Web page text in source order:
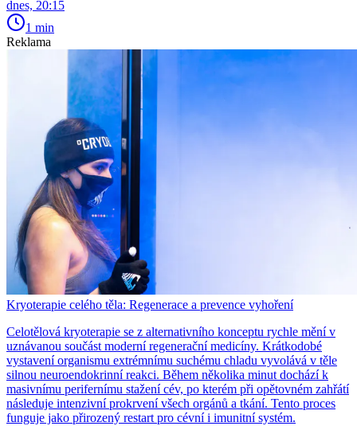
dnes, 20:15
1 min
Reklama
Kryoterapie celého těla: Regenerace a prevence vyhoření
Celotělová kryoterapie se z alternativního konceptu rychle mění v
uznávanou součást moderní regenerační medicíny. Krátkodobé
vystavení organismu extrémnímu suchému chladu vyvolává v těle
silnou neuroendokrinní reakci. Během několika minut dochází k
masivnímu perifernímu stažení cév, po kterém při opětovném zahřátí
následuje intenzivní prokrvení všech orgánů a tkání. Tento proces
funguje jako přirozený restart pro cévní i imunitní systém.